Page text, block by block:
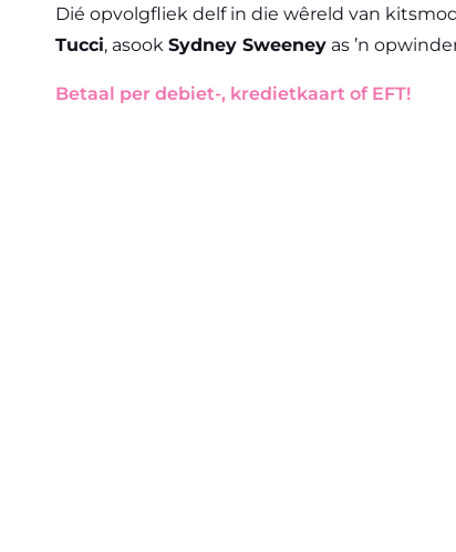
Dié opvolgfliek delf in die wêreld van
Tucci, asook Sydney Sweeney as ’n
Betaal per debiet-, kredietkaart of EFT!